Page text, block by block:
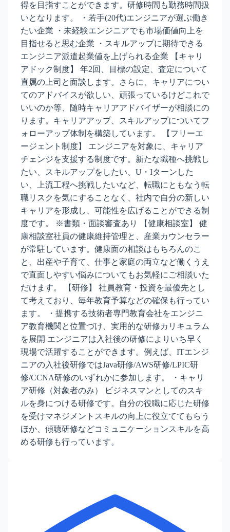
得を目指すことができます。研修時間も勤務時間扱
いとなります。 ・若手(20代)エンジニアが選ぶ働き
たい企業 ・未経験エンジニアでも市場価値向上を
目指せると思む企業 ・スキルアップに期待できる
エンジニア派遣起業値を上げられる企業 【キャリ
アドック制度】 年2回、目標の設定、査定について
直属の上司と面談します。さらに、キャリアについ
てのアドバイスが欲しい、頑張っているけどこれで
いいのか等、随時キャリアアドバイザーが相談にの
ります。キャリアアップ、スキルアップについてフ
ォローアップ体制を構築しています。 【フリーエ
ージェント制度】 エンジニアを対象に、キャリア
チェンジを支援する制度です。新たな職種へ挑戦し
たい、スキルアップをしたい、U・Iターンした
い、上流工程へ挑戦したいなど、転職にともなう転
職リスクを気にすることなく、社内で自分の新しい
キャリアを形成し、可能性を広げることができる制
度です。 ※書類・面談審査あり 【健康相談室】 健
康相談室社員の健康維持管理と、産業カウンセラー
が常駐しています。健康面の相談はもちろんのこ
と、出産や子育て、仕事と家庭の両立など働くうえ
で直面しやすい悩みについてもお気軽にご相談いた
だけます。 【研修】 社員教育・投資を最優先とし
て考えており、毎年教育予算などの確保も行ってい
ます。 ・提携する技術者専門教育会社をエンジニ
ア教育機関と位置づけ、実用的な研修カリキュラム
を展開 エンジニアは入社後の研修によりいち早く
現場で活躍することができます。例えば、ITエンジ
ニアの入社後研修ではJava研修/AWS研修/LPIC研
修/CCNA研修のいずれかに参加します。 ・キャリ
ア研修（対象者のみ） ビジネスマンとしてのスキ
ルを身につける研修です。自分の役職に応じた研修
を受けマネジメントスキルの向上に役立ててもらう
ほか、傾聴研修などコミュニケーションスキルを高
める研修も行っています。